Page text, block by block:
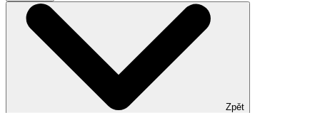
Zpět